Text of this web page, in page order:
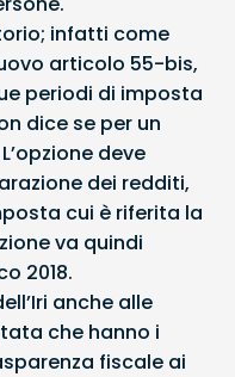
infatti come
articolo 55-bis,
periodi di imposta
dice se per un
deve
dei redditi,
cui è riferita la
va quindi
2018.
anche alle
che hanno i
fiscale ai